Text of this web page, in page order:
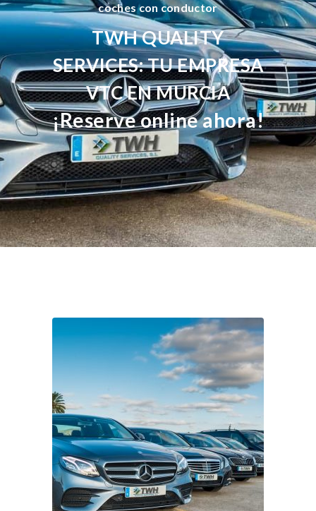
coches con conductor
TWH QUALITY
SERVICES: TU EMPRESA
VTC EN MURCIA
¡Reserve online ahora!